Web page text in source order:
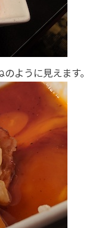
ように見えます。